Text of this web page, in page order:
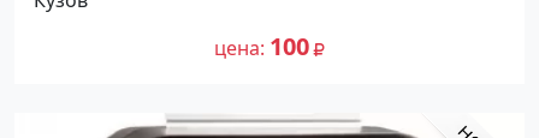
цена 100